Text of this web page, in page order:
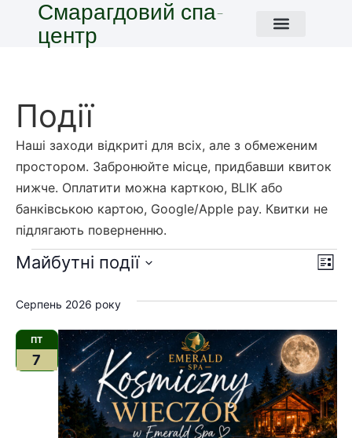
Смарагдовий спа-
центр
Події
Наші заходи відкриті для всіх, але з обмеженим
простором. Забронюйте місце, придбавши квиток
нижче. Оплатити можна карткою, BLIK або
банківською картою, Google/Apple pay. Квитки не
підлягають поверненню.
Майбутні події
Серпень 2026 року
ПТ
7